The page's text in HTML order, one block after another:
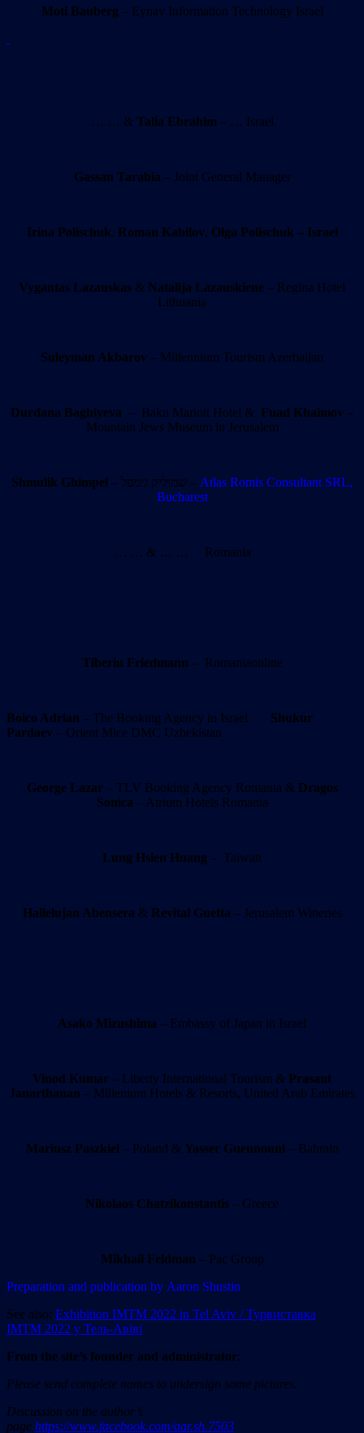
Moti Bauberg – Eynav Information Technology Israel
… … & Talia Ebrahim – … Israel
Gassan Tarabia – Joint General Manager
Irina Polischuk, Roman Kabilov, Olga Polischuk – Israel
Vygantas Lazauskas & Natalija Lazauskiene – Regina Hotel
Lithuania
Suleyman Akbarov – Millennium Tourism Azerbaijan
Durdana Baghiyeva – Baku Mariott Hotel & Fuad Khaimov –
Mountain Jews Museum in Jerusalem
Shmulik Ghimpel – שמוליק גימפל – Atlas Romis Consultant SRL,
Bucharest
… … & … … Romania
Tiberiu Friedmann – Romaniaonline
Boico Adrian – The Booking Agency in Israel Shukur
Pardaev – Orient Mice DMC Uzbekistan
George Lazar– TLV Booking Agency Romania & Dragos
Sonica – Atrium Hotels Romania
Lung Hsien Huang – Taiwan
Hallelujan Abensera & Revital Guetta – Jerusalem Wineries
Asako Mizushima – Embassy of Japan in Israel
Vinod Kumar – Liberty International Tourism & Prasant
Janarthanan – Millenium Hotels & Resorts, United Arab Emirates
Mariusz Paszkiel – Poland & Yasser Guennouni – Bahrain
Nikolaos Chatzikonstantis – Greece
Mikhail Feldman – Pac Group
Preparation and publication by Aaron Shustin
See also: Exhibition IMTM 2022 in Tel Aviv / Турвиставка
IMTM 2022 у Тель-Авіві
From the site’s founder and administrator:
Please send complete names to undersign some pictures.
Discussion on the author’s
page https://www.facebook.com/aar.sh.7503